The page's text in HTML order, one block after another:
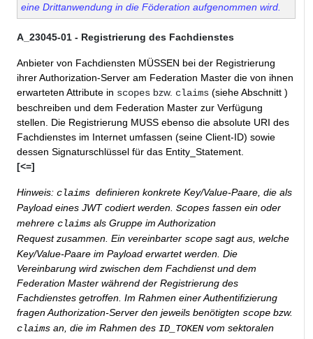
eine Drittanwendung in die Föderation aufgenommen wird.
A_23045-01 - Registrierung des Fachdienstes
Anbieter von Fachdiensten MÜSSEN bei der Registrierung
ihrer Authorization-Server am Federation Master die von ihnen
erwarteten Attribute in scopes bzw. claims (siehe Abschnitt )
beschreiben und dem Federation Master zur Verfügung
stellen. Die Registrierung MUSS ebenso die absolute URI des
Fachdienstes im Internet umfassen (seine Client-ID) sowie
dessen Signaturschlüssel für das Entity_Statement
[<=]
Hinweis: claims definieren konkrete Key/Value-Paare, die als
Payload eines JWT codiert werden. Scopes fassen ein oder
mehrere claims als Gruppe im Authorization
Requestzusammen. Ein vereinbarter scope sagt aus, welche
Key/Value-Paare im Payload erwartet werden. Die
Vereinbarung wird zwischen dem Fachdienst und dem
Federation Master während der Registrierung des
Fachdienstes getroffen. Im Rahmen einer Authentifizierung
fragen Authorization-Server den jeweils benötigten scope bzw.
claims an, die im Rahmen des ID_TOKEN vom sektoralen